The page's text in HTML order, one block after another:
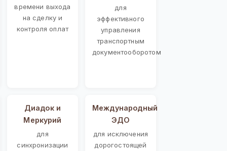
времени выхода
на сделку и
контроля оплат
для
эффективного
управления
транспортным
документооборотом
Диадок и
Меркурий
для
синхронизации
Международный
ЭДО
для исключения
дорогостоящей